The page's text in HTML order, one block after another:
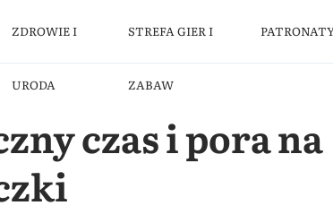
ZDROWIE I
URODA
STREFA GIER I
ZABAW
czas i pora na